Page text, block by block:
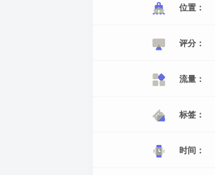
位置：
评分：
流量：
标签：
时间：